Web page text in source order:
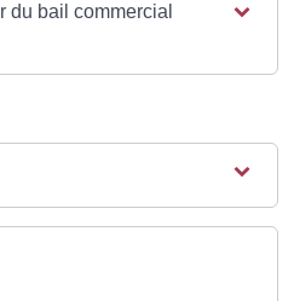
du bail commercial